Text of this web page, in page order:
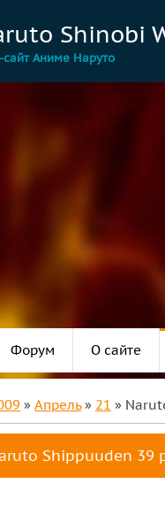
Shinobi
Аниме Наруто
Форум О сайте
» Апрель » 21 »
Shippuuden 39